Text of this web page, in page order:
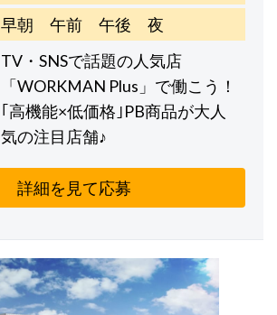
早朝 午前 午後 夜
TV・SNSで話題の人気店
「WORKMAN Plus」で働こう！
｢高機能×低価格｣PB商品が大人
気の注目店舗♪
詳細を見て応募